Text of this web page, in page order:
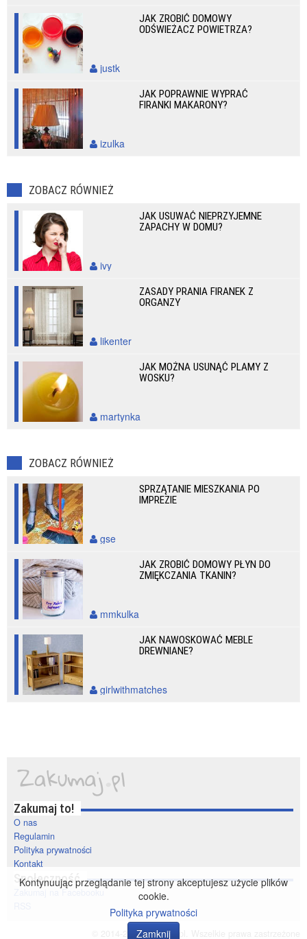
JAK ZROBIĆ DOMOWY
ODŚWIEŻACZ POWIETRZA?
justk
JAK POPRAWNIE WYPRAĆ
FIRANKI MAKARONY?
izulka
ZOBACZ RÓWNIEŻ
JAK USUWAĆ NIEPRZYJEMNE
ZAPACHY W DOMU?
ivy
ZASADY PRANIA FIRANEK Z
ORGANZY
likenter
JAK MOŻNA USUNĄĆ PLAMY Z
WOSKU?
martynka
ZOBACZ RÓWNIEŻ
SPRZĄTANIE MIESZKANIA PO
IMPREZIE
gse
JAK ZROBIĆ DOMOWY PŁYN DO
ZMIĘKCZANIA TKANIN?
mmkulka
JAK NAWOSKOWAĆ MEBLE
DREWNIANE?
girlwithmatches
Zakumaj to!
O nas
Regulamin
Polityka prywatności
Kontakt
Społeczność
Zakumaj na Facebooku
© 2014-2020 zakumaj.pl. Wszelkie prawa zastrzeżone
Kontynuując przeglądanie tej strony akceptujesz użycie plików
cookie.
Polityka prywatności
Zamknij